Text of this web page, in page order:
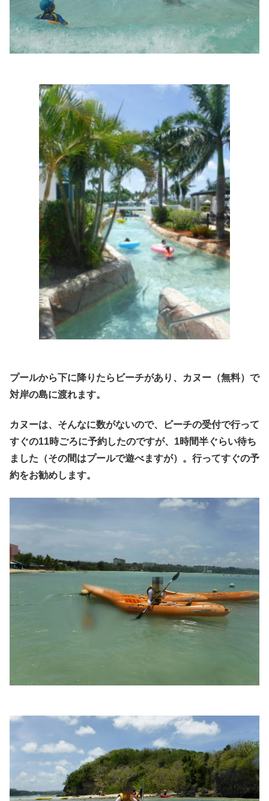
プールから下に降りたらビーチがあり、カヌー（無料）で
対岸の島に渡れます。
カヌーは、そんなに数がないので、ビーチの受付で行って
すぐの11時ごろに予約したのですが、1時間半ぐらい待ち
ました（その間はプールで遊べますが）。行ってすぐの予
約をお勧めします。